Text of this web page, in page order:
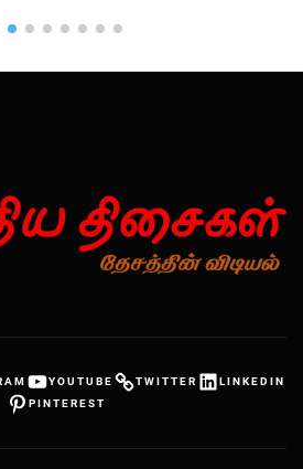
YOUTUBE TWITTER
LINKEDIN
PINTEREST